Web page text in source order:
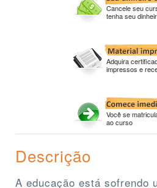
Cancele seu
tenha seu
Adquira
impressos e
Você se
ao curso
Descrição
A educação está sofrendo